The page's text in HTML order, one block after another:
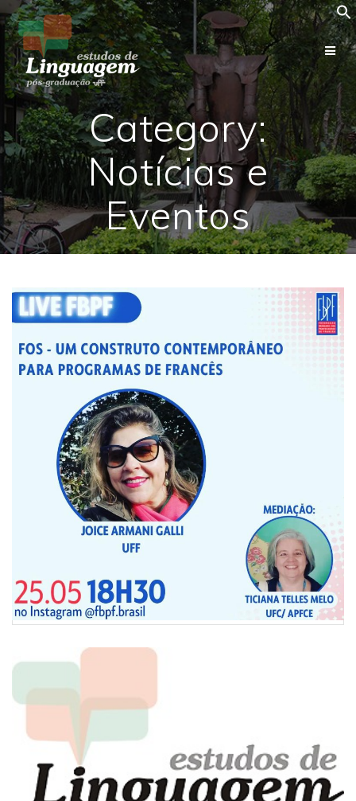
Skip
to
content
Category:
Notícias e
Eventos